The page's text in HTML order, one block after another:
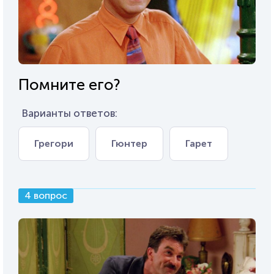
Помните его?
Варианты ответов:
Грегори Гюнтер Гарет
4 вопрос